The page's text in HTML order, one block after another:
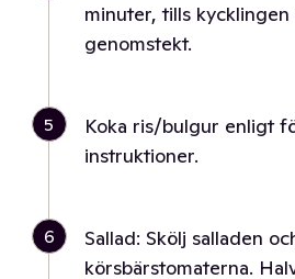
minuter, tills
genomstekt.
5
Koka ris/bulgur enligt
instruktioner.
6
Sallad: Skölj salladen
körsbärstomaterna.